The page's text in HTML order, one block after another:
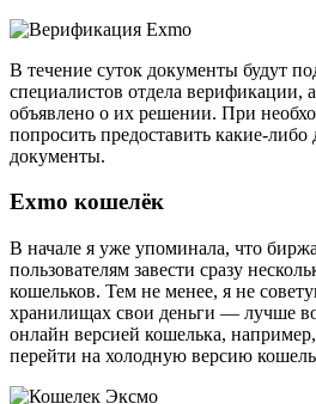
В течение суток документы будут
специалистов отдела верификации,
объявлено о их решении. При
попросить предоставить какие-
документы.
Exmo кошелёк
В начале я уже упоминала, что
пользователям завести сразу
кошельков. Тем не менее, я не
хранилищах свои деньги — лучше
онлайн версией кошелька,
перейти на холодную версию